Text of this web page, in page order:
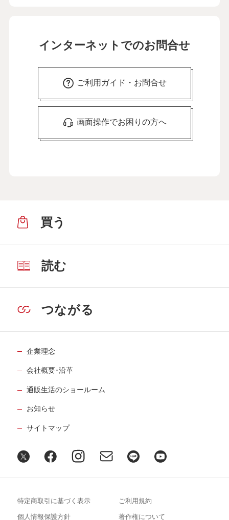
インターネットでのお問合せ
ご利用ガイド・お問合せ
画面操作でお困りの方へ
買う
読む
つながる
企業理念
会社概要･沿革
通販生活のショールーム
お知らせ
サイトマップ
特定商取引に基づく表示 ご利用規約
個人情報保護方針 著作権について